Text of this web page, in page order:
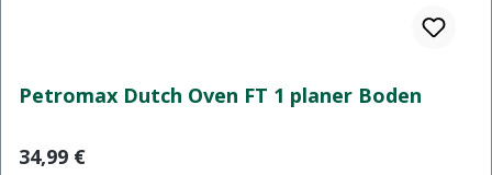
Petromax Dutch Oven FT 1 planer Boden
Regulärer Preis:
34,99 €